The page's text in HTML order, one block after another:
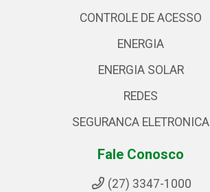
CONTROLE DE ACESSO
ENERGIA
ENERGIA SOLAR
REDES
SEGURANCA ELETRONICA
Fale Conosco
(27) 3347-1000